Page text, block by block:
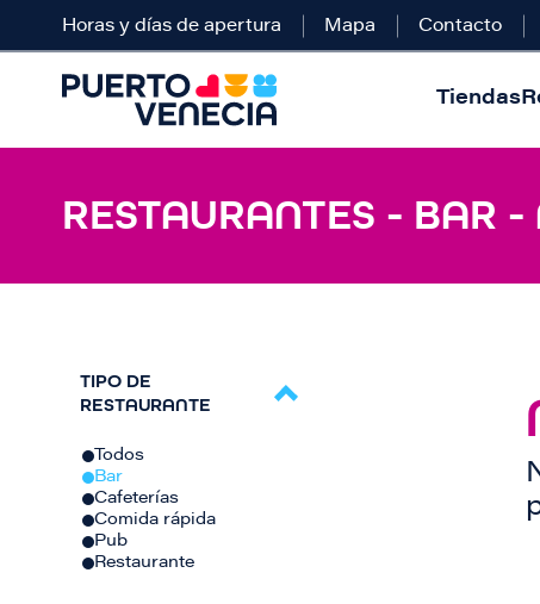
Horas y días de apertura Mapa Contacto
Tiendas
RESTAURANTES - BAR
TIPO DE
RESTAURANTE
Todos
Bar
Cafeterías
Comida rápida
Pub
Restaurante